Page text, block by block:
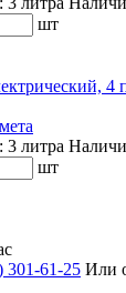
шт
3 литра
шт
301-61-25 Или